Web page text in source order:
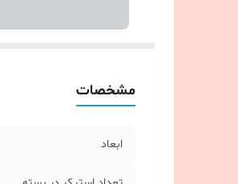
مشخصات
ابعاد